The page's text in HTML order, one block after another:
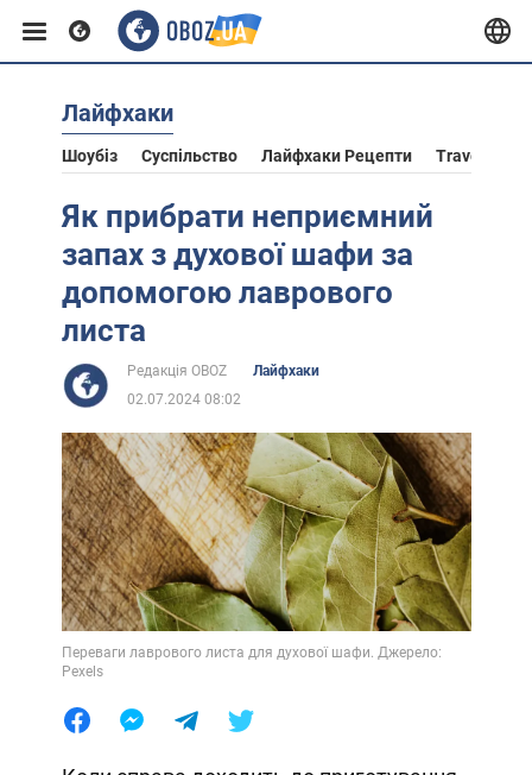
Європа
США
Африка
Життя
Лайфхаки
Лайфхаки
Шоубіз Суспільство Лайфхаки Рецепти Travel
Як прибрати неприємний
запах з духової шафи за
допомогою лаврового
листа
Редакція OBOZ
Лайфхаки
02.07.2024 08:02
Переваги лаврового листа для духової шафи. Джерело:
Pexels